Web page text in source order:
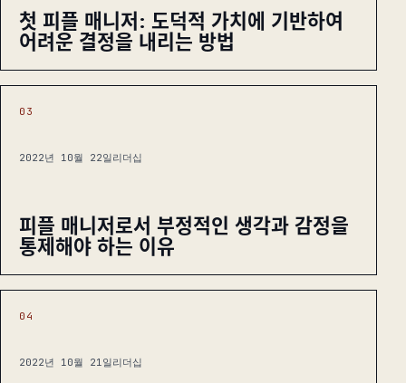
첫 피플 매니저: 도덕적 가치에 기반하여
어려운 결정을 내리는 방법
03
2022년 10월 22일리더십
피플 매니저로서 부정적인 생각과 감정을
통제해야 하는 이유
04
2022년 10월 21일리더십